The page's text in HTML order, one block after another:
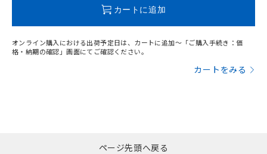
カートに追加
オンライン購入における出荷予定日は、カートに追加～「ご購入手続き：価
格・納期の確認」画面にてご確認ください。
カートをみる
ページ先頭へ戻る